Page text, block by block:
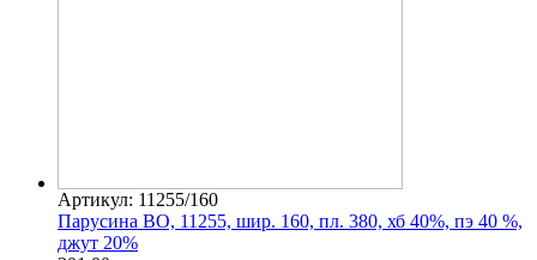
Артикул: 11255/160
Парусина ВО, 11255, шир. 160, пл. 380, хб 40%, пэ 40 %,
джут 20%